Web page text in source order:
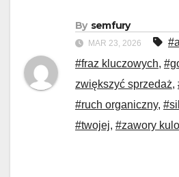
By semfury
MAR 23, 2026
#fraz kluczowych,
zwiększyć sprzedaż,
#ruch organiczny,
#twojej, #zawory